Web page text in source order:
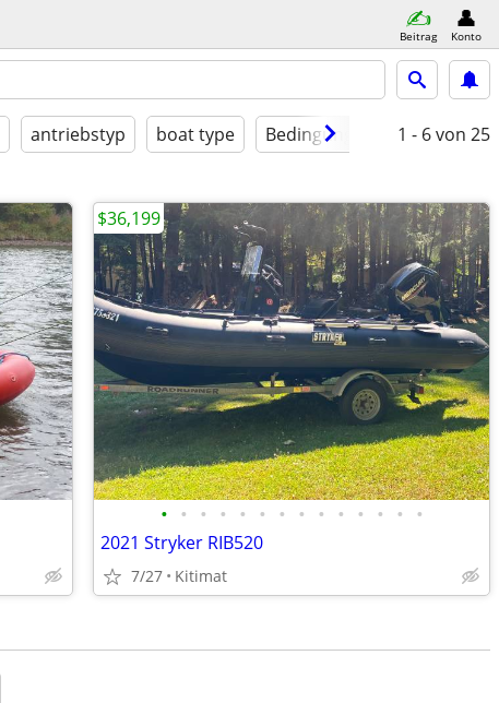
Beitrag Konto
antriebstyp boat type Bedingung 1 - 6von 25
• • • • • • • • • • • • • •
2021 Stryker RIB520
7/27 Kitimat
$36,199